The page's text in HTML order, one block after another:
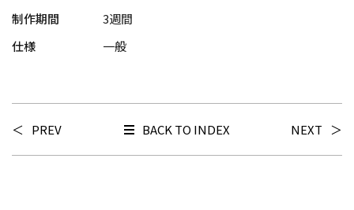
制作期間
3週間
仕様
一般
PREV NEXT
BACK TO INDEX